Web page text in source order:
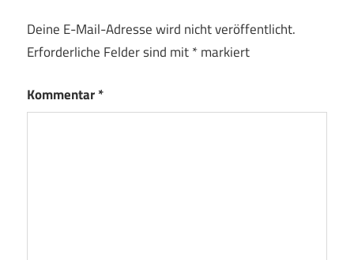
Deine E-Mail-Adresse wird nicht veröffentlicht.
Erforderliche Felder sind mit*markiert
Kommentar*